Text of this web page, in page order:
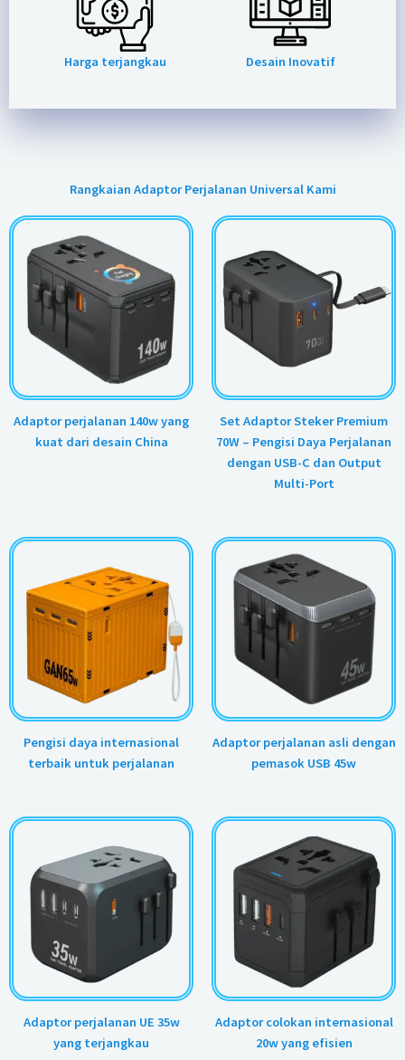
Harga terjangkau Desain Inovatif
Rangkaian Adaptor Perjalanan Universal Kami
Adaptor perjalanan 140w yang
kuat dari desain China
Set Adaptor Steker Premium
70W – Pengisi Daya Perjalanan
dengan USB-C dan Output
Multi-Port
Pengisi daya internasional
terbaik untuk perjalanan
Adaptor perjalanan asli dengan
pemasok USB 45w
Adaptor perjalanan UE 35w
yang terjangkau
Adaptor colokan internasional
20w yang efisien